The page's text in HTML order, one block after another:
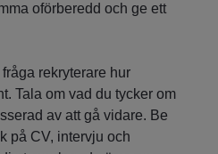
oförberedd och ge ett
rekryterare hur
Tala om vad du tycker om
av att gå vidare. Be
på CV, intervju och